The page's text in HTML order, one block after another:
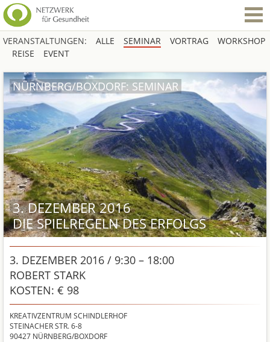
VERANSTALTUNGEN: ALLE SEMINAR VORTRAG
WORKSHOP
REISE
EVENT
3. DEZEMBER 2016
DIE SPIELREGELN DES ERFOLGS
NÜRNBERG/BOXDORF: SEMINAR
3. DEZEMBER 2016 / 9:30 – 18:00
ROBERT STARK
KOSTEN: € 98
KREATIVZENTRUM SCHINDLERHOF
STEINACHER STR. 6-8
90427 NÜRNBERG/BOXDORF